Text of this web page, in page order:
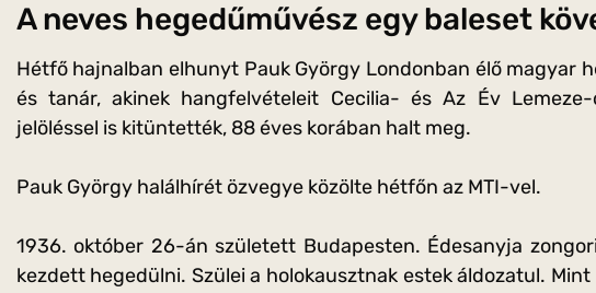
A neves hegedűművész egy baleset
Hétfő hajnalban elhunyt Pauk György Londonban élő magyar
és tanár, akinek hangfelvételeit Cecilia- és Az Év
jelöléssel is kitüntették, 88 éves korában halt meg.
Pauk György halálhírét özvegye közölte hétfőn az MTI-vel.
1936. október 26-án született Budapesten. Édesanyja
kezdett hegedülni. Szülei a holokausztnak estek áldozatul.